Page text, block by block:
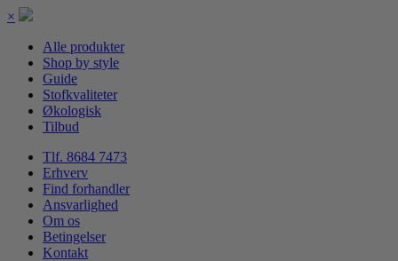
×
Alle produkter
Shop by style
Guide
Stofkvaliteter
Økologisk
Tilbud
Tlf. 8684 7473
Erhverv
Find forhandler
Ansvarlighed
Om os
Betingelser
Kontakt